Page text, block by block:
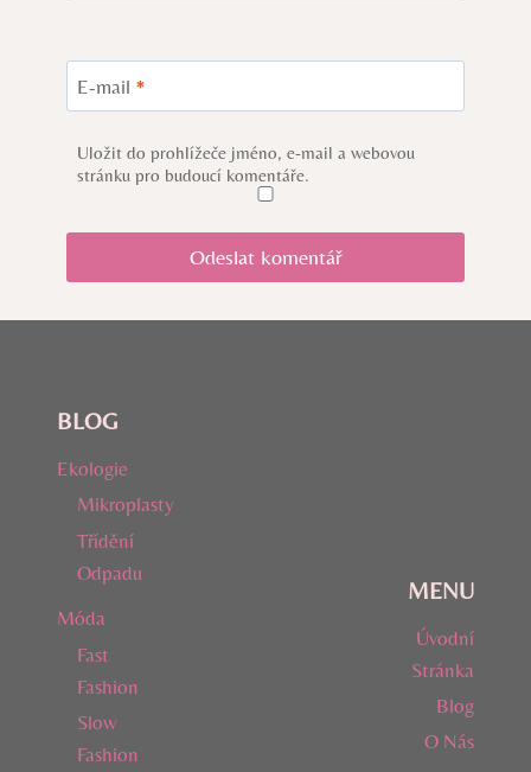
E-mail *
Uložit do prohlížeče jméno, e-mail a webovou
stránku pro budoucí komentáře.
BLOG
Ekologie
Mikroplasty
Třídění
Odpadu
Móda
Fast
Fashion
Slow
Fashion
MENU
Úvodní
Stránka
Blog
O Nás